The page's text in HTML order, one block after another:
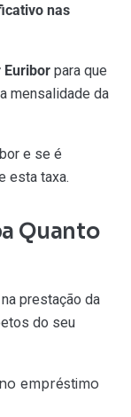
nas
Euribor para que
mensalidade da
e se é
esta taxa.
Quanto
prestação da
do seu
empréstimo